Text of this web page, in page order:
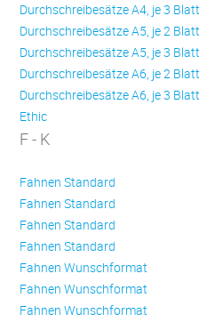
Durchschreibesätze A4, je 3 Blatt
Durchschreibesätze A5, je 2 Blatt
Durchschreibesätze A5, je 3 Blatt
Durchschreibesätze A6, je 2 Blatt
Durchschreibesätze A6, je 3 Blatt
Ethic
F - K
Fahnen Standard
Fahnen Standard
Fahnen Standard
Fahnen Standard
Fahnen Wunschformat
Fahnen Wunschformat
Fahnen Wunschformat